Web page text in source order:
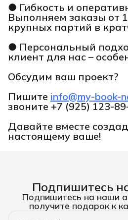
● Гибкость и
Выполняем заказы от
крупных партий в
● Персональный
клиент для нас –
Обсудим ваш проект?
Пишите info@my-book-
звоните +7 (925) 123-
Давайте вместе
настоящему ваше!
Подпишитесь
Подпишитесь на наши
получите подарок к